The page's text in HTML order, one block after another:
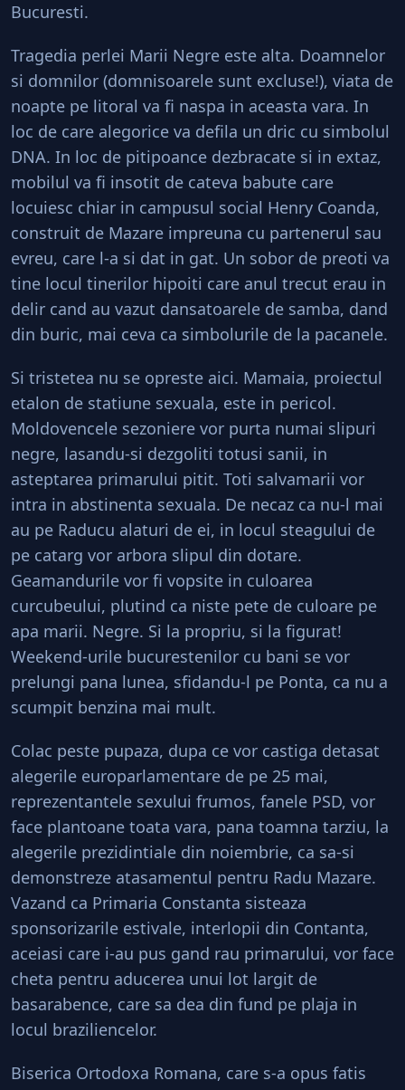
Bucuresti.
Tragedia perlei Marii Negre este alta. Doamnelor
si domnilor (domnisoarele sunt excluse!), viata de
noapte pe litoral va fi naspa in aceasta vara. In
loc de care alegorice va defila un dric cu simbolul
DNA. In loc de pitipoance dezbracate si in extaz,
mobilul va fi insotit de cateva babute care
locuiesc chiar in campusul social Henry Coanda,
construit de Mazare impreuna cu partenerul sau
evreu, care l-a si dat in gat. Un sobor de preoti va
tine locul tinerilor hipoiti care anul trecut erau in
delir cand au vazut dansatoarele de samba, dand
din buric, mai ceva ca simbolurile de la pacanele.
Si tristetea nu se opreste aici. Mamaia, proiectul
etalon de statiune sexuala, este in pericol.
Moldovencele sezoniere vor purta numai slipuri
negre, lasandu-si dezgoliti totusi sanii, in
asteptarea primarului pitit. Toti salvamarii vor
intra in abstinenta sexuala. De necaz ca nu-l mai
au pe Raducu alaturi de ei, in locul steagului de
pe catarg vor arbora slipul din dotare.
Geamandurile vor fi vopsite in culoarea
curcubeului, plutind ca niste pete de culoare pe
apa marii. Negre. Si la propriu, si la figurat!
Weekend-urile bucurestenilor cu bani se vor
prelungi pana lunea, sfidandu-l pe Ponta, ca nu a
scumpit benzina mai mult.
Colac peste pupaza, dupa ce vor castiga detasat
alegerile europarlamentare de pe 25 mai,
reprezentantele sexului frumos, fanele PSD, vor
face plantoane toata vara, pana toamna tarziu, la
alegerile prezidintiale din noiembrie, ca sa-si
demonstreze atasamentul pentru Radu Mazare.
Vazand ca Primaria Constanta sisteaza
sponsorizarile estivale, interlopii din Contanta,
aceiasi care i-au pus gand rau primarului, vor face
cheta pentru aducerea unui lot largit de
basarabence, care sa dea din fund pe plaja in
locul braziliencelor.
Biserica Ortodoxa Romana, care s-a opus fatis